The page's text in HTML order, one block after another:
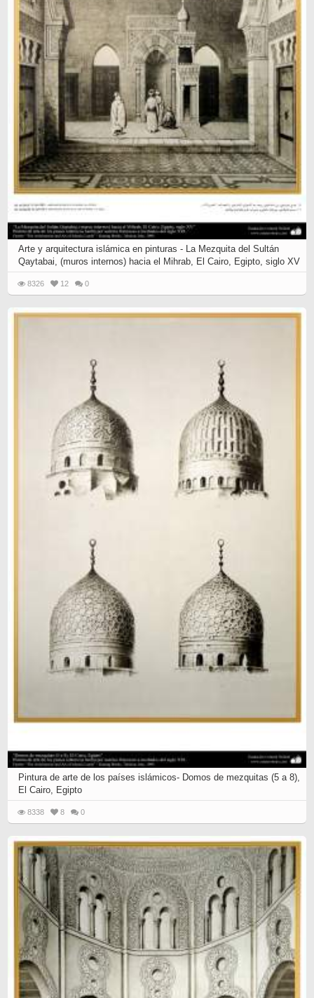
Arte y arquitectura islámica en pinturas - La Mezquita del Sultán
Qaytabai, (muros internos) hacia el Mihrab, El Cairo, Egipto, siglo XV
8326 12 0
Pintura de arte de los países islámicos- Domos de mezquitas (5 a 8),
El Cairo, Egipto
8338 8 0